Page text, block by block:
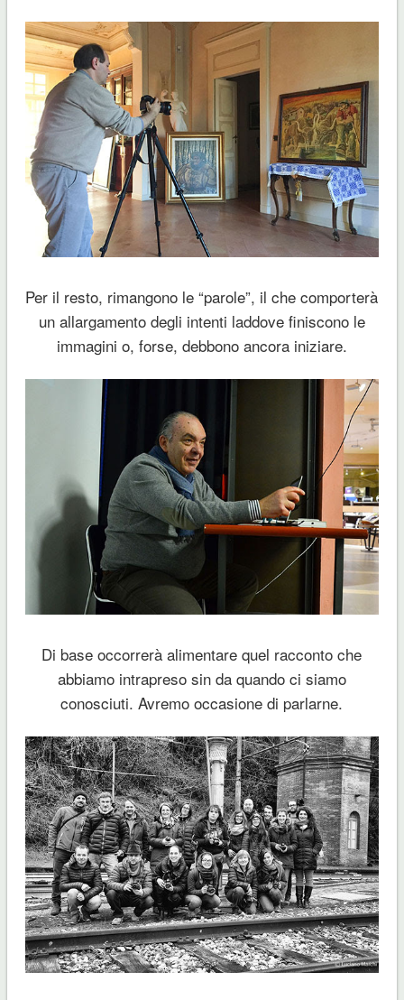
Per il resto, rimangono le “parole”, il che comporterà
un allargamento degli intenti laddove finiscono le
immagini o, forse, debbono ancora iniziare.
Di base occorrerà alimentare quel racconto che
abbiamo intrapreso sin da quando ci siamo
conosciuti. Avremo occasione di parlarne.